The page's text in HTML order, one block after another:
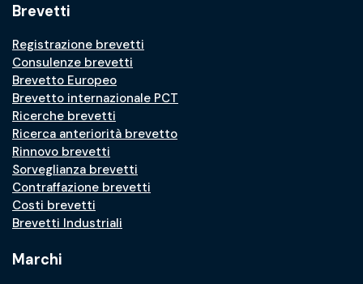
Brevetti
Registrazione brevetti
Consulenze brevetti
Brevetto Europeo
Brevetto internazionale PCT
Ricerche brevetti
Ricerca anteriorità brevetto
Rinnovo brevetti
Sorveglianza brevetti
Contraffazione brevetti
Costi brevetti
Brevetti Industriali
Marchi